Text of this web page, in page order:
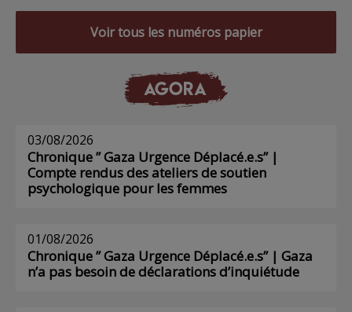
Voir tous les numéros papier
AGORA
03/08/2026
Chronique ” Gaza Urgence Déplacé.e.s” |
Compte rendus des ateliers de soutien
psychologique pour les femmes
01/08/2026
Chronique ” Gaza Urgence Déplacé.e.s” | Gaza
n’a pas besoin de déclarations d’inquiétude